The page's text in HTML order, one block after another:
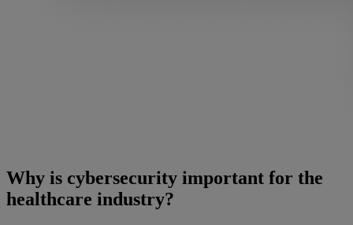
Why is cybersecurity important for the
healthcare industry?